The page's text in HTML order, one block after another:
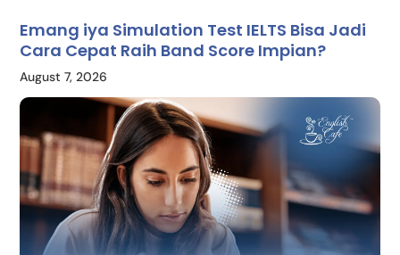
Emang iya Simulation Test IELTS Bisa Jadi
Cara Cepat Raih Band Score Impian?
August 7, 2026